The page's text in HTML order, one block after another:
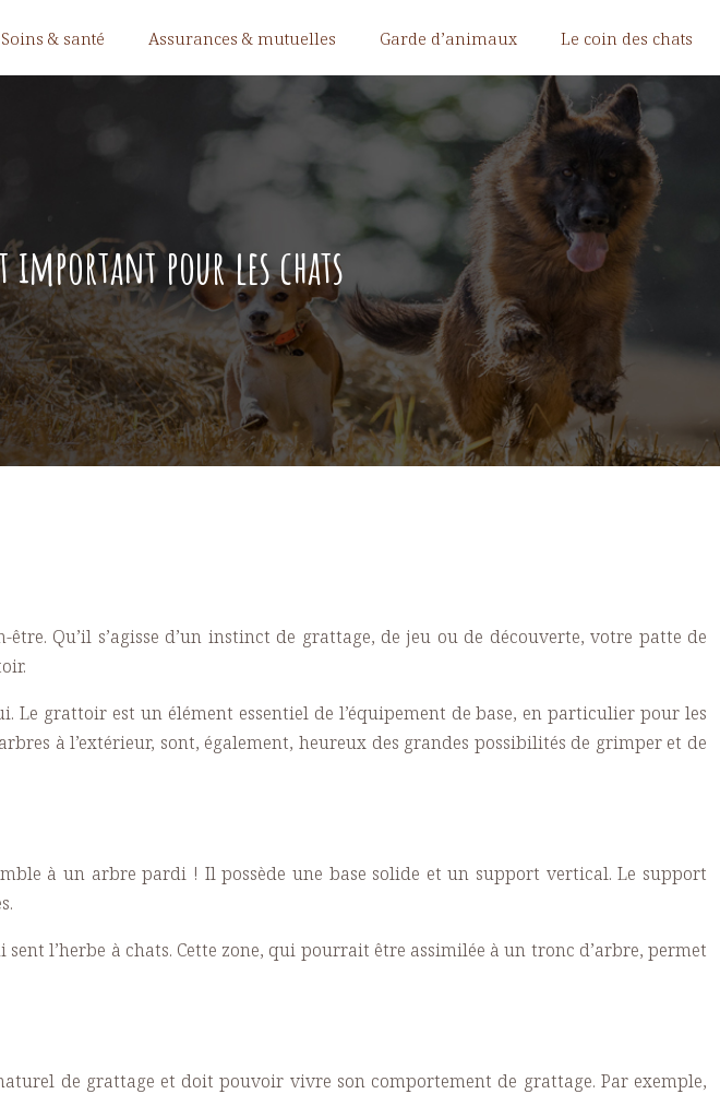
Soins & santé Assurances & mutuelles Garde d’animaux Le coin des chats
pour les chats
Qu’il s’agisse d’un instinct de grattage, de jeu ou de découverte, votre patte de
grattoir est un élément essentiel de l’équipement de base, en particulier pour les
à l’extérieur, sont, également, heureux des grandes possibilités de grimper et de
à un arbre pardi ! Il possède une base solide et un support vertical. Le support
l’herbe à chats. Cette zone, qui pourrait être assimilée à un tronc d’arbre, permet
de grattage et doit pouvoir vivre son comportement de grattage. Par exemple,